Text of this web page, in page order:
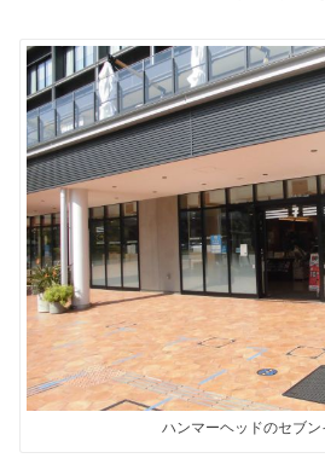
ハンマーヘッドのセブン